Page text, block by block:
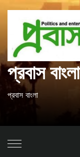
content
প্রবাস বাংলা
প্রবাস বাংলা